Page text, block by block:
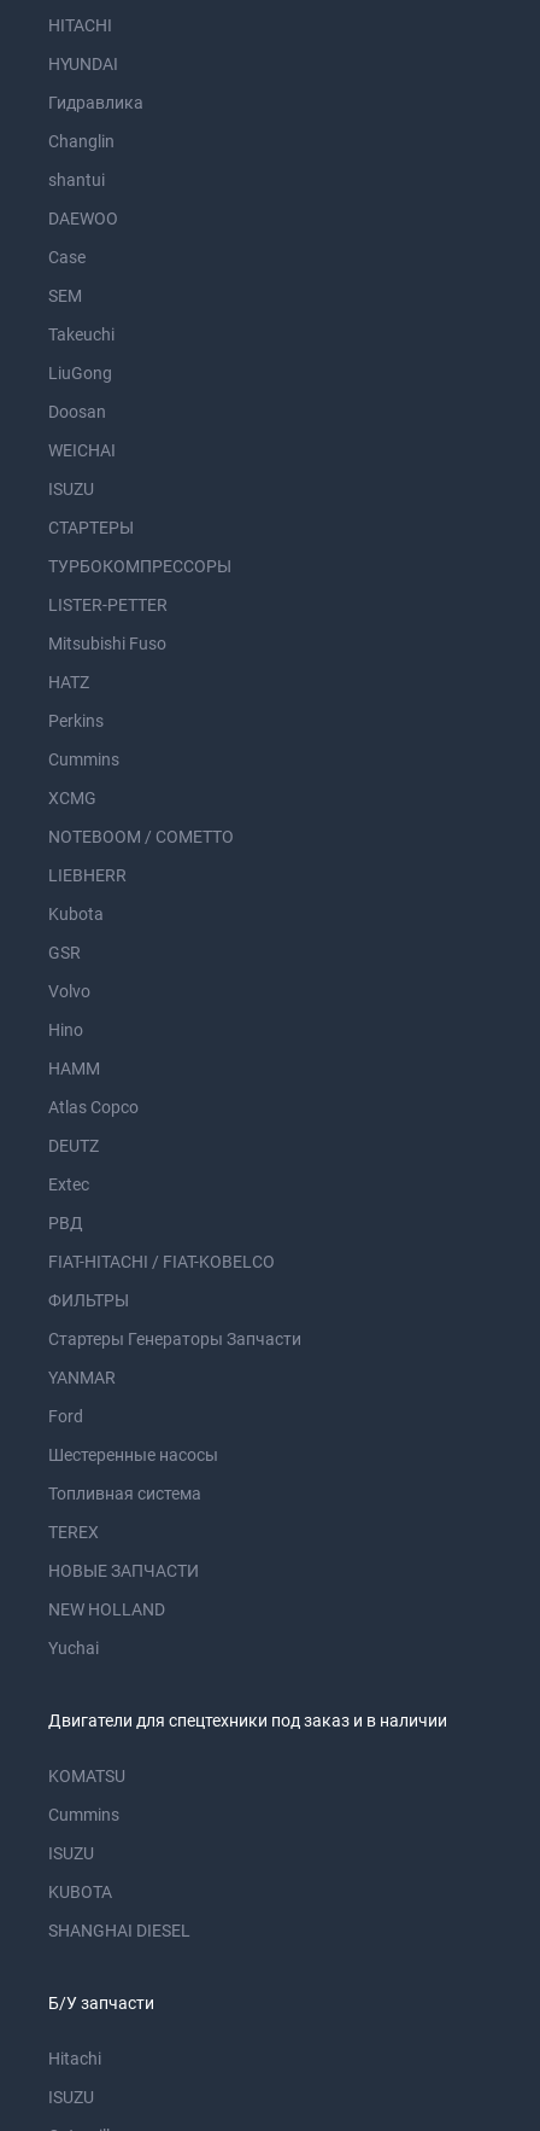
HITACHI
HYUNDAI
Гидравлика
Changlin
shantui
DAEWOO
Case
SEM
Takeuchi
LiuGong
Doosan
WEICHAI
ISUZU
СТАРТЕРЫ
ТУРБОКОМПРЕССОРЫ
LISTER-PETTER
Mitsubishi Fuso
HATZ
Perkins
Cummins
XCMG
NOTEBOOM / COMETTO
LIEBHERR
Kubota
GSR
Volvo
Hino
HAMM
Atlas Copco
DEUTZ
Extec
РВД
FIAT-HITACHI / FIAT-KOBELCO
ФИЛЬТРЫ
Стартеры Генераторы Запчасти
YANMAR
Ford
Шестеренные насосы
Топливная система
TEREX
НОВЫЕ ЗАПЧАСТИ
NEW HOLLAND
Yuchai
Двигатели для спецтехники под заказ и в наличии
KOMATSU
Cummins
ISUZU
KUBOTA
SHANGHAI DIESEL
Б/У запчасти
Hitachi
ISUZU